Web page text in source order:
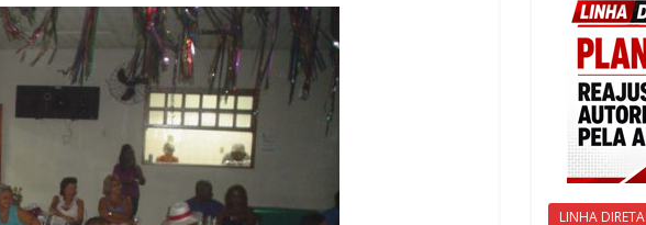
LINHA DIRETA